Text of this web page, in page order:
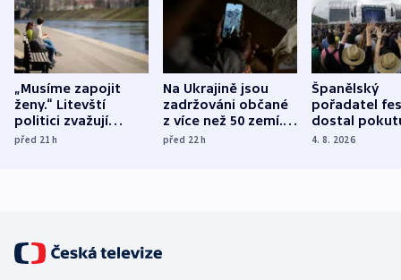
„Musíme zapojit
ženy.“ Litevští
politici zvažují
dohodu o
před 21h
Na Ukrajině jsou
zadržováni občané
z více než 50 zemí.
Bojovali na straně
před 22h
Španělský
pořadatel
dostal
nekalé
4. 8. 2026